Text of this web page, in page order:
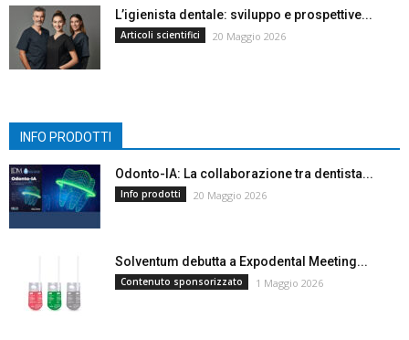
L’igienista dentale: sviluppo e prospettive...
Articoli scientifici 20 Maggio 2026
INFO PRODOTTI
Odonto-IA: La collaborazione tra dentista...
Info prodotti 20 Maggio 2026
Solventum debutta a Expodental Meeting...
Contenuto sponsorizzato 1 Maggio 2026